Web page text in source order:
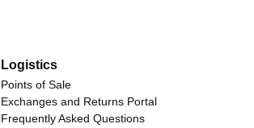
Logistics
Points of Sale
Exchanges and Returns Portal
Frequently Asked Questions